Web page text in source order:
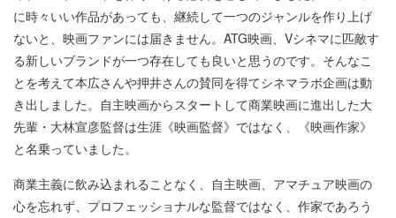
に時々いい作品があっても、継続して一つのジャンルを作り上げ
ないと、映画ファンには届きません。ATG映画、Vシネマに匹敵す
る新しいブランドが一つ存在しても良いと思うのです。そんなこ
とを考えて本広さんや押井さんの賛同を得てシネマラボ企画は動
き出しました。自主映画からスタートして商業映画に進出した大
先輩・大林宣彦監督は生涯《映画監督》ではなく、《映画作家》
と名乗っていました。
商業主義に飲み込まれることなく、自主映画、アマチュア映画の
心を忘れず、プロフェッショナルな監督ではなく、作家であろう